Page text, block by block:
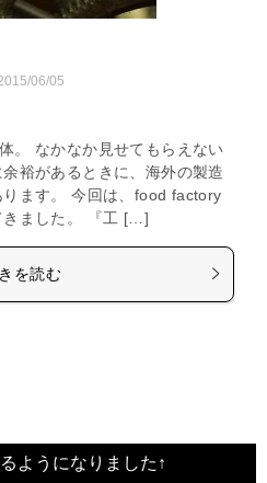
06/05
。 なかなか見せてもらえない
裕があるときに、海外の製造
ます。 今回は、food factory
きました。 『工 […]
を読む
ようになりました↑